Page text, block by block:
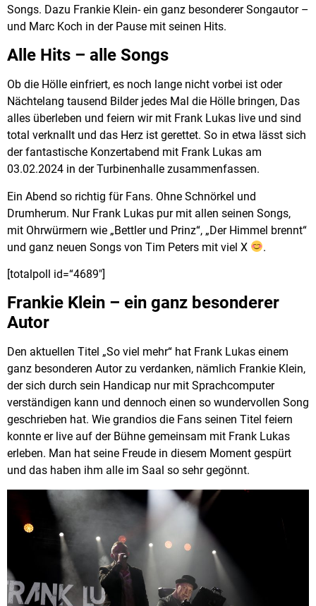
Songs. Dazu Frankie Klein- ein ganz besonderer Songautor –
und Marc Koch in der Pause mit seinen Hits.
Alle Hits – alle Songs
Ob die Hölle einfriert, es noch lange nicht vorbei ist oder
Nächtelang tausend Bilder jedes Mal die Hölle bringen, Das
alles überleben und feiern wir mit Frank Lukas live und sind
total verknallt und das Herz ist gerettet. So in etwa lässt sich
der fantastische Konzertabend mit Frank Lukas am
03.02.2024 in der Turbinenhalle zusammenfassen.
Ein Abend so richtig für Fans. Ohne Schnörkel und
Drumherum. Nur Frank Lukas pur mit allen seinen Songs,
mit Ohrwürmern wie „Bettler und Prinz“, „Der Himmel brennt“
und ganz neuen Songs von Tim Peters mit viel X
.
[totalpoll id=“4689″]
Frankie Klein – ein ganz besonderer
Autor
Den aktuellen Titel „So viel mehr“ hat Frank Lukas einem
ganz besonderen Autor zu verdanken, nämlich Frankie Klein,
der sich durch sein Handicap nur mit Sprachcomputer
verständigen kann und dennoch einen so wundervollen Song
geschrieben hat. Wie grandios die Fans seinen Titel feiern
konnte er live auf der Bühne gemeinsam mit Frank Lukas
erleben. Man hat seine Freude in diesem Moment gespürt
und das haben ihm alle im Saal so sehr gegönnt.